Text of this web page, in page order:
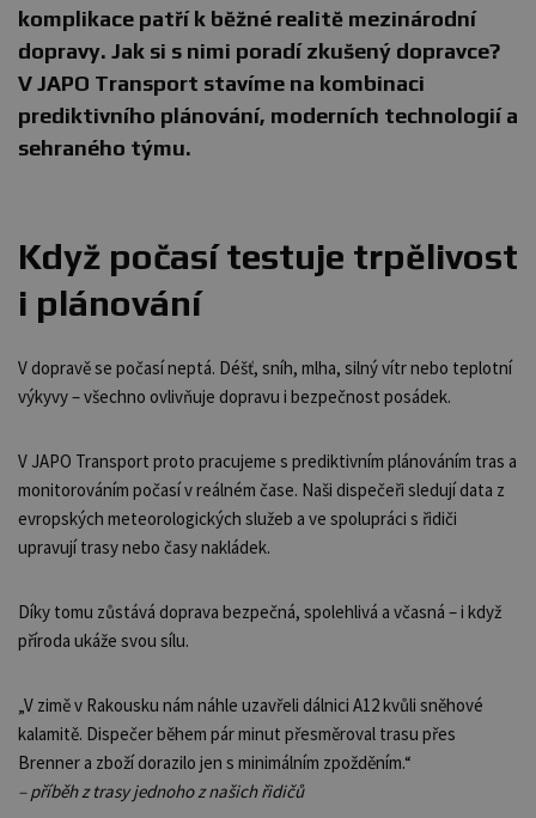
komplikace patří k běžné realitě mezinárodní
dopravy. Jak si s nimi poradí zkušený dopravce?
V JAPO Transport stavíme na kombinaci
prediktivního plánování, moderních technologií a
sehraného týmu.
Když počasí testuje trpělivost
i plánování
V dopravě se počasí neptá. Déšť, sníh, mlha, silný vítr nebo teplotní
výkyvy – všechno ovlivňuje dopravu i bezpečnost posádek.
V JAPO Transport proto pracujeme s prediktivním plánováním tras a
monitorováním počasí v reálném čase. Naši dispečeři sledují data z
evropských meteorologických služeb a ve spolupráci s řidiči
upravují trasy nebo časy nakládek.
Díky tomu zůstává doprava bezpečná, spolehlivá a včasná – i když
příroda ukáže svou sílu.
„V zimě v Rakousku nám náhle uzavřeli dálnici A12 kvůli sněhové
kalamitě. Dispečer během pár minut přesměroval trasu přes
Brenner a zboží dorazilo jen s minimálním zpožděním.“
– příběh z trasy jednoho z našich řidičů